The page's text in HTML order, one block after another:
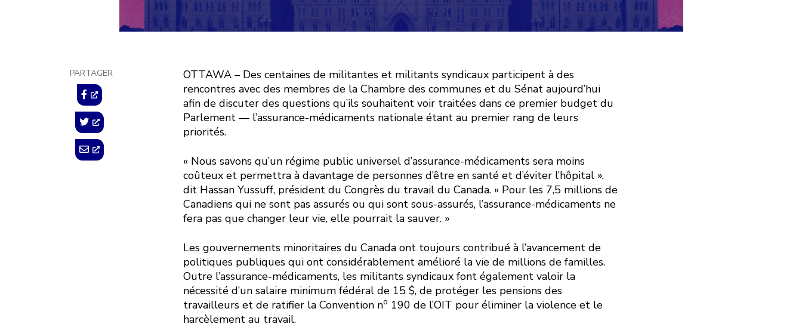
PARTAGER
OTTAWA – Des centaines de militantes et militants syndicaux participent à des
rencontres avec des membres de la Chambre des communes et du Sénat aujourd’hui
afin de discuter des questions qu’ils souhaitent voir traitées dans ce premier budget du
Parlement — l’assurance-médicaments nationale étant au premier rang de leurs
priorités.
« Nous savons qu’un régime public universel d’assurance-médicaments sera moins
coûteux et permettra à davantage de personnes d’être en santé et d’éviter l’hôpital »,
dit Hassan Yussuff, président du Congrès du travail du Canada. « Pour les 7,5 millions de
Canadiens qui ne sont pas assurés ou qui sont sous-assurés, l’assurance-médicaments ne
fera pas que changer leur vie, elle pourrait la sauver. »
Les gouvernements minoritaires du Canada ont toujours contribué à l’avancement de
politiques publiques qui ont considérablement amélioré la vie de millions de familles.
Outre l’assurance-médicaments, les militants syndicaux font également valoir la
nécessité d’un salaire minimum fédéral de 15 $, de protéger les pensions des
travailleurs et de ratifier la Convention no 190 de l’OIT pour éliminer la violence et le
harcèlement au travail.